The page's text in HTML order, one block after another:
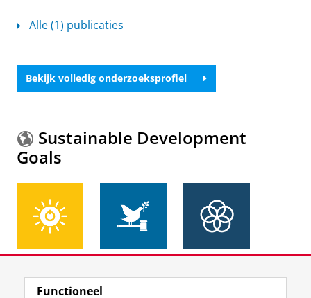
Alle (1) publicaties
Bekijk volledig onderzoeksprofiel
Sustainable Development
Goals
Meer informatie over deSustainable Development
Goals.Functioneel